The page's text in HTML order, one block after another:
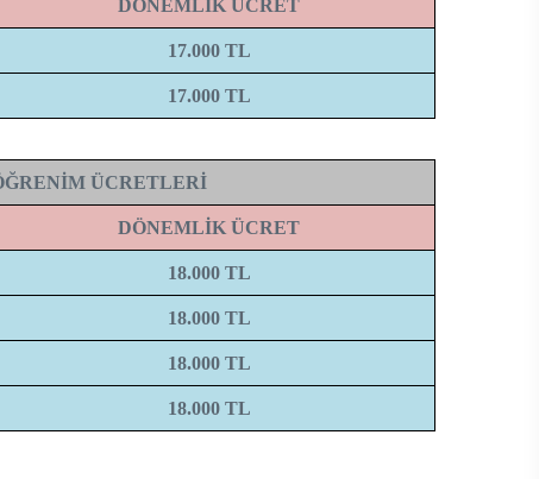
DÖNEMLİK ÜCRET
17.000 TL
17.000 TL
ÜCRETLERİ
DÖNEMLİK ÜCRET
18.000 TL
18.000 TL
18.000 TL
18.000 TL